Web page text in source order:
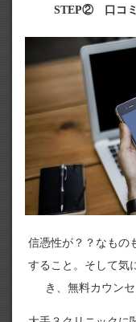
STEP② 口コミ
信憑性が？？なもの
すること。そして気
き、無料カウン